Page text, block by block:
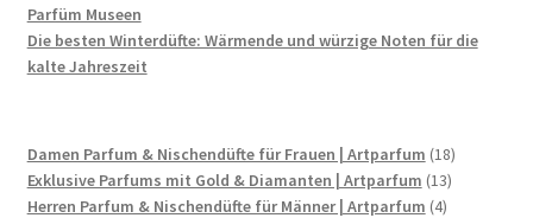
Parfüm Museen
Die besten Winterdüfte: Wärmende und würzige Noten für die
kalte Jahreszeit
Damen Parfum & Nischendüfte für Frauen | Artparfum 1818
Produkte
Exklusive Parfums mit Gold & Diamanten | Artparfum 1313
Produkte
Herren Parfum & Nischendüfte für Männer | Artparfum 44